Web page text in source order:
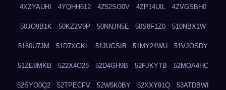
4XZYAUHI 4YQHH612 4Z52SO0V 4ZP14UIL 4ZVGSBH0
50JO9B1K 50KZ2V9P 50NNJN5E 50S8F1Z0 510NBX1W
5160U7JM 51D7XGKL 51JUGSIB 51MY24WU 51VJOSDY
51ZE8MKB 522X4O28 52D4GH9B 52FJKYTB 52MOA4HC
52SYO0Q2 52TPECFV 52W5K0BY 52XXY91Q 53ATDBWI